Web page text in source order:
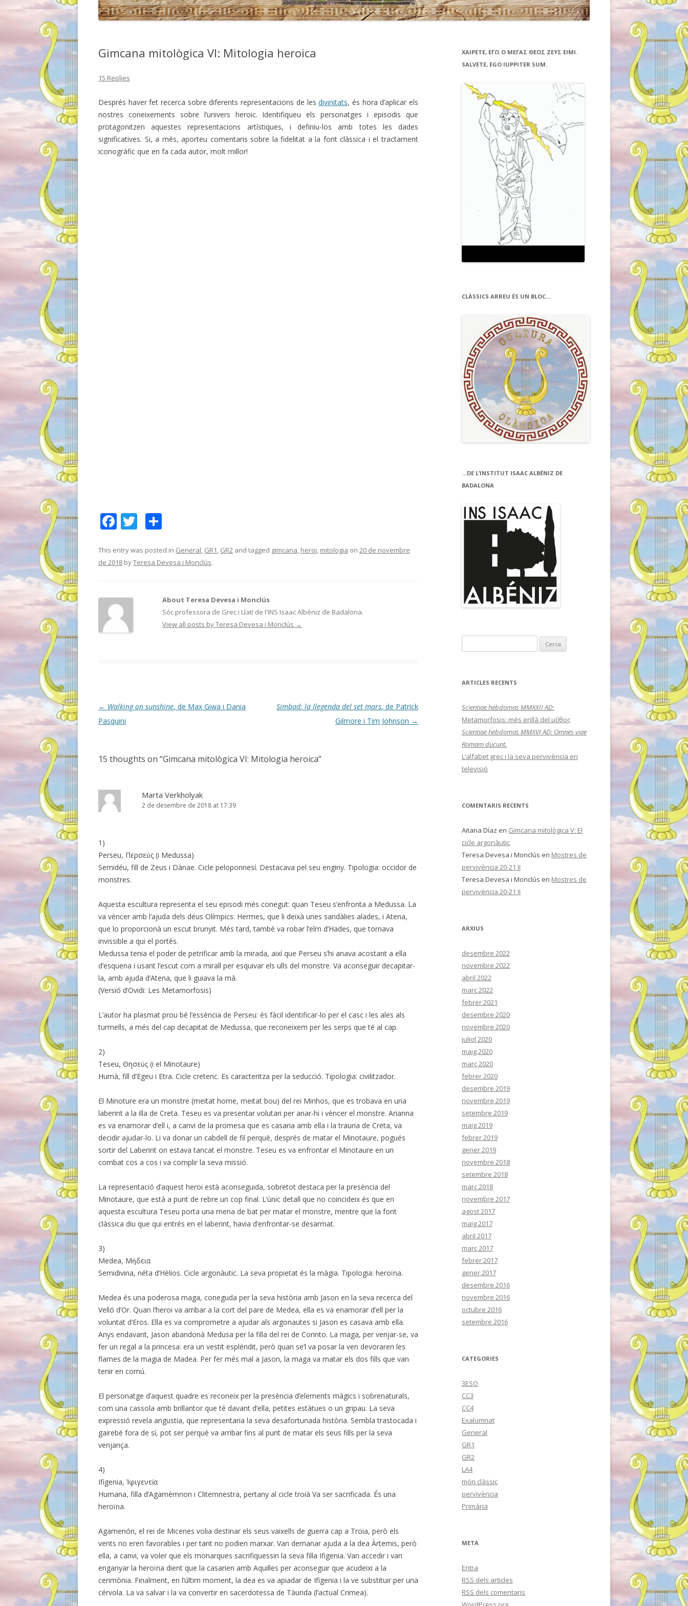
Gimcana mitològica VI: Mitologia heroica
15 Replies
Després haver fet recerca sobre diferents representacions de lesdivinitats, és hora d’aplicar els
nostres coneixements sobre l’univers heroic. Identifiqueu els personatges i episodis que
protagonitzen aquestes representacions artístiques, i definiu-los amb totes les dades
significatives. Si, a més, aporteu comentaris sobre la fidelitat a la font clàssica i el tractament
iconogràfic que en fa cada autor, molt millor!
F
e
b
o
k
T
itt
er
m
p
te
ix
This entry was posted in General, GR1, GR2 and tagged gimcana, heroi, mitologia on 20 de novembre
de 2018 byTeresa Devesa i Monclús.
About Teresa Devesa i Monclús
Sóc professora de Grec i Llatí de l'INS Isaac Albéniz de Badalona.
View all posts by Teresa Devesa i Monclús →
Post
navigation
← Walking on sunshine, de Max Giwa i Dania
Pasquini
Simbad: la llegenda del set mars, de Patrick
Gilmore i Tim Johnson →
15 thoughts on “Gimcana mitològica VI: Mitologia heroica”
Marta Verkholyak
2 de desembre de 2018 at 17:39
1)
Perseu, Περσεύς (i Medussa)
Semidéu, fill de Zeus i Dànae. Cicle peloponnesí. Destacava pel seu enginy. Tipologia: occidor de
monstres.
Aquesta escultura representa el seu episodi més conegut: quan Teseu s’enfronta a Medussa. La
va vèncer amb l’ajuda dels déus Olímpics: Hermes, que li deixà unes sandàlies alades, i Atena,
que lo proporcionà un escut brunyit. Més tard, també va robar l’elm d’Hades, que tornava
invissible a qui el portés.
Medussa tenia el poder de petrificar amb la mirada, així que Perseu s’hi anava acostant a ella
d’esquena i usant l’escut com a mirall per esquivar els ulls del monstre. Va aconseguir decapitar-
la, amb ajuda d’Atena, que li guiava la mà.
(Versió d’Ovidi: Les Metamorfosis)
L’autor ha plasmat prou bé l’essència de Perseu: és fàcil identificar-lo per el casc i les ales als
turmells, a més del cap decapitat de Medussa, que reconeixem per les serps que té al cap.
2)
Teseu, Θησεύς (i el Minotaure)
Humà, fill d’Egeu i Etra. Cicle cretenc. Es caracteritza per la seducció. Tipologia: civilitzador.
El Minoture era un monstre (meitat home, meitat bou) del rei Minhos, que es trobava en una
laberint a la illa de Creta. Teseu es va presentar volutari per anar-hi i vèncer el monstre. Arianna
es va enamorar d’ell i, a canvi de la promesa que es casaria amb ella i la trauria de Creta, va
decidir ajudar-lo. Li va donar un cabdell de fil perquè, després de matar el Minotaure, pogués
sortir del Laberint on estava tancat el monstre. Teseu es va enfrontar el Minotaure en un
combat cos a cos i va complir la seva missió.
La representació d’aquest heroi està aconseguida, sobretot destaca per la presència del
Minotaure, que està a punt de rebre un cop final. L’únic detall que no coincideix és que en
aquesta escultura Teseu porta una mena de bat per matar el monstre, mentre que la font
clàssica diu que qui entrés en el laberint, havia d’enfrontar-se desarmat.
3)
Medea, Μήδεια
Semidivina, néta d’Hèlios. Cicle argonàutic. La seva propietat és la màgia. Tipologia: heroïna.
Medea és una poderosa maga, coneguda per la seva història amb Jason en la seva recerca del
Velló d’Or. Quan l’heroi va arribar a la cort del pare de Medea, ella es va enamorar d’ell per la
voluntat d’Eros. Ella es va comprometre a ajudar als argonautes si Jason es casava amb ella.
Anys endavant, Jason abandonà Medusa per la filla del rei de Corinto. La maga, per venjar-se, va
fer un regal a la princesa: era un vestit esplèndit, però quan se’l va posar la ven devoraren les
flames de la magia de Madea. Per fer més mal a Jason, la maga va matar els dos fills que van
tenir en comú.
El personatge d’aquest quadre es reconeix per la presència d’elements màgics i sobrenaturals,
com una cassola amb brillantor que té davant d’ella, petites estàtues o un gripau. La seva
expressió revela angustia, que representaria la seva desafortunada història. Sembla trastocada i
gairebé fora de sí, pot ser perquè va arribar fins al punt de matar els seus fills per la seva
venjança.
4)
Ifigenia, Ἰφιγενεία
Humana, filla d’Agamèmnon i Clitemnestra, pertany al cicle troià Va ser sacrificada. És una
heroïna.
Agamenón, el rei de Micenes volia destinar els seus vaixells de guerra cap a Troia, però els
vents no eren favorables i per tant no podien marxar. Van demanar ajuda a la dea Àrtemis, però
ella, a canvi, va voler que els monarques sacrifiquessin la seva filla Ifigenia. Van accedir i van
enganyar la heroïna dient que la casarien amb Aquil·les per aconseguir que acudeixi a la
cerimònia. Finalment, en l’últim moment, la dea es va apiadar de Ifigenia i la ve substituir per una
cérvola. La va salvar i la va convertir en sacerdotessa de Tàurida (l’actual Crimea).
ΧΑΙΡΕΤΕ, ΕΓΩ Ο ΜΕΓΑΣ ΘΕΟΣ ΖΕΥΣ ΕΙΜΙ.
SALVETE, EGO IUPPITER SUM.
CLÀSSICS ARREU ÉS UN BLOC…
…DE L’INSTITUT ISAAC ALBÉNIZ DE
BADALONA
e
c
:
ARTICLES RECENTS
Scientiae hebdomas MMXXII AD:
Metamorfosis: més enllà del μῦθος
Scientiae hebdomas MMXVI AD: Omnes viae
Romam ducunt.
L’alfabet grec i la seva pervivència en
televisió
COMENTARIS RECENTS
Aitana Díaz en Gimcana mitològica V: El
cicle argonàutic
Teresa Devesa i Monclús en Mostres de
pervivència 20-21 II
Teresa Devesa i Monclús en Mostres de
pervivència 20-21 II
ARXIUS
desembre 2022
novembre 2022
abril 2022
març 2022
febrer 2021
desembre 2020
novembre 2020
juliol 2020
maig 2020
març 2020
febrer 2020
desembre 2019
novembre 2019
setembre 2019
maig 2019
febrer 2019
gener 2019
novembre 2018
setembre 2018
març 2018
novembre 2017
agost 2017
maig 2017
abril 2017
març 2017
febrer 2017
gener 2017
desembre 2016
novembre 2016
octubre 2016
setembre 2016
CATEGORIES
3ESO
CC3
CC4
Exalumnat
General
GR1
GR2
LA4
món clàssic
pervivència
Primària
META
Entra
RSS dels articles
RSS dels comentaris